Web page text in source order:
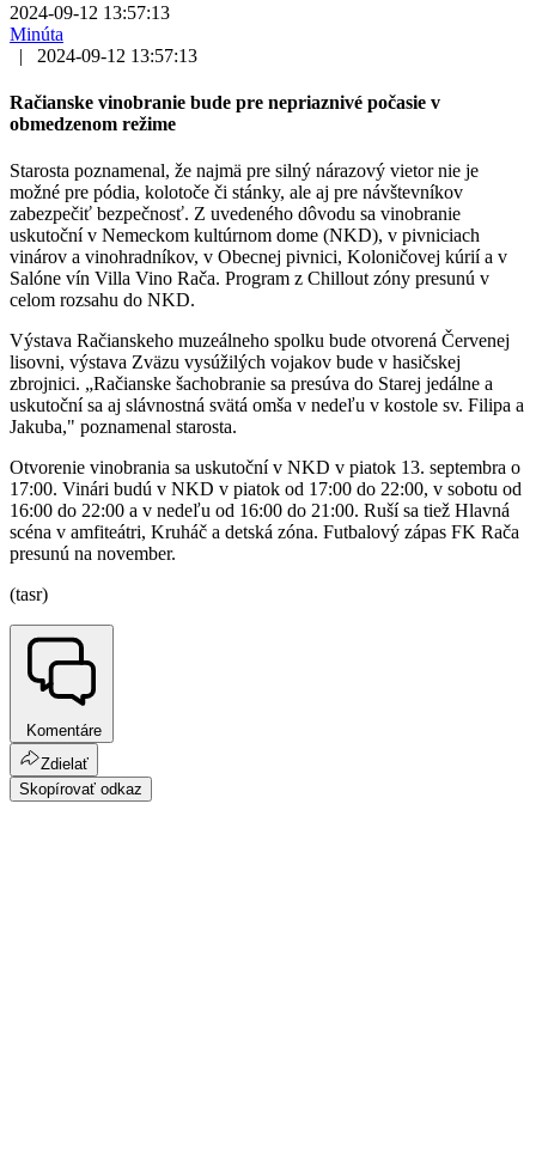
2024-09-12 13:57:13
Minúta
|
2024-09-12 13:57:13
Račianske vinobranie bude pre nepriaznivé počasie v
obmedzenom režime
Starosta poznamenal, že najmä pre silný nárazový vietor nie je
možné pre pódia, kolotoče či stánky, ale aj pre návštevníkov
zabezpečiť bezpečnosť. Z uvedeného dôvodu sa vinobranie
uskutoční v Nemeckom kultúrnom dome (NKD), v pivniciach
vinárov a vinohradníkov, v Obecnej pivnici, Koloničovej kúrií a v
Salóne vín Villa Vino Rača. Program z Chillout zóny presunú v
celom rozsahu do NKD.
Výstava Račianskeho muzeálneho spolku bude otvorená Červenej
lisovni, výstava Zväzu vysúžilých vojakov bude v hasičskej
zbrojnici. „Račianske šachobranie sa presúva do Starej jedálne a
uskutoční sa aj slávnostná svätá omša v nedeľu v kostole sv. Filipa a
Jakuba," poznamenal starosta.
Otvorenie vinobrania sa uskutoční v NKD v piatok 13. septembra o
17:00. Vinári budú v NKD v piatok od 17:00 do 22:00, v sobotu od
16:00 do 22:00 a v nedeľu od 16:00 do 21:00. Ruší sa tiež Hlavná
scéna v amfiteátri, Kruháč a detská zóna. Futbalový zápas FK Rača
presunú na november.
(tasr)
Komentáre
Zdielať
Skopírovať odkaz